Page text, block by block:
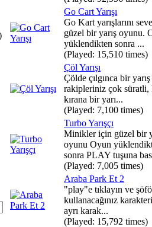
Go Cart Yarışı
Go Kart yarışlarını
güzel bir yarış oyunu.
yüklendikten sonra ...
(Played: 15,510 times)
Çöl Yarışı
Çölde çılgınca bir
rakipleriniz çok süratli,
kırana bir yarı...
(Played: 7,100 times)
Turbo Yarışçı
Minikler için güzel bir
oyunu Oyun
sonra PLAY tuşuna
(Played: 7,005 times)
Araba Park Et 2
"play"e tıklayın ve
kullanacağınız
ayrı karak...
(Played: 15,792 times)